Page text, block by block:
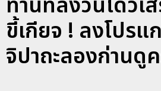
ขี้เกียจ ! ลงโปรแ
จิปาถะลองก่านดู